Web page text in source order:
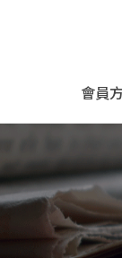
會員